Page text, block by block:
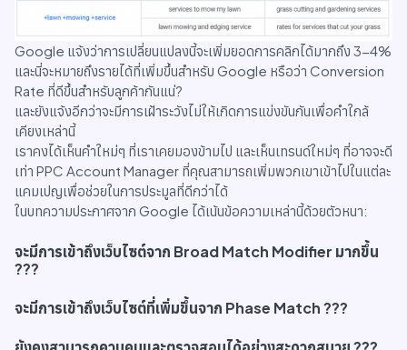
Google แจ้งว่าการเปลี่ยนแปลงนี้จะเพิ่มยอดการคลิกได้มากถึง 3-4%
และนี่จะหมายถึงรายได้ที่เพิ่มขึ้นสำหรับ Google หรือว่า Conversion
Rate ที่ดีขึ้นสำหรับลูกค้ากันแน่?
และยังแจ้งอีกว่าจะมีการเฝ้าระวังไม่ให้เกิดการแข่งขันกันเพื่อคำใกล้
เคียงเหล่านี้
เราคงได้เห็นคำใหม่ๆ ที่เราเคยมองข้ามไป และเห็นเทรนด์ใหม่ๆ ที่อาจจะดี
เท่า PPC Account Manager ที่คุณสามารถเพิ่มพวกเขาเข้าไปในแต่ละ
แคมเปญเพื่อช่วยในการประมูลที่ดีกว่าได้
ในบทความประกาศจาก Google ได้เน้นข้อความเหล่านี้ด้วยตัวหนา:
จะมีการเข้าถึงเว็บไซต์จาก Broad Match Modifier มากขึ้น
???
จะมีการเข้าถึงเว็บไซต์ที่เพิ่มขึ้นจาก Phase Match ???